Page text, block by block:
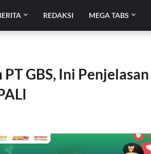
REDAKSI MEGA TABS
GBS, Ini Penjelasan